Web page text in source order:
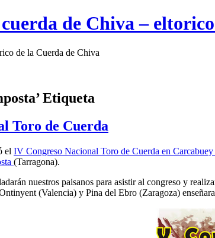
de Chiva –
de la Cuerda de Chiva
Etiqueta
Toro de Cuerda
el IV Congreso Nacional Toro de Cuerda en
(Tarragona).
nuestros paisanos para asistir al congreso y
(Valencia) y Pina del Ebro (Zaragoza)